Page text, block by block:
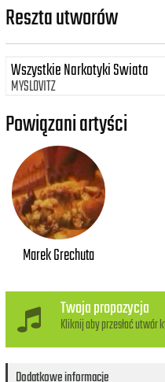
Reszta utworów
Wszystkie Narkotyki Swiata
MYSLOVITZ
Powiązani artyści
Marek Grechuta
Twoja propozycja
Kliknij aby przesłać utwór
Dodatkowe informacje